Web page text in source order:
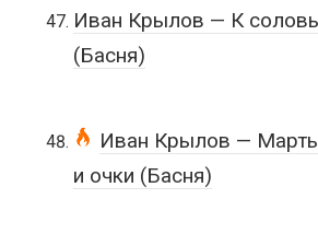
Иван Крылов — К
(Басня)
Иван Крылов —
и очки (Басня)